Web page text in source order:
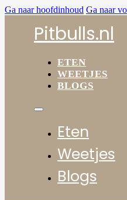
Ga naar hoofdinhoud Ga naar
Pitbulls.nl
ETEN
WEETJES
BLOGS
Eten
Weetjes
Blogs